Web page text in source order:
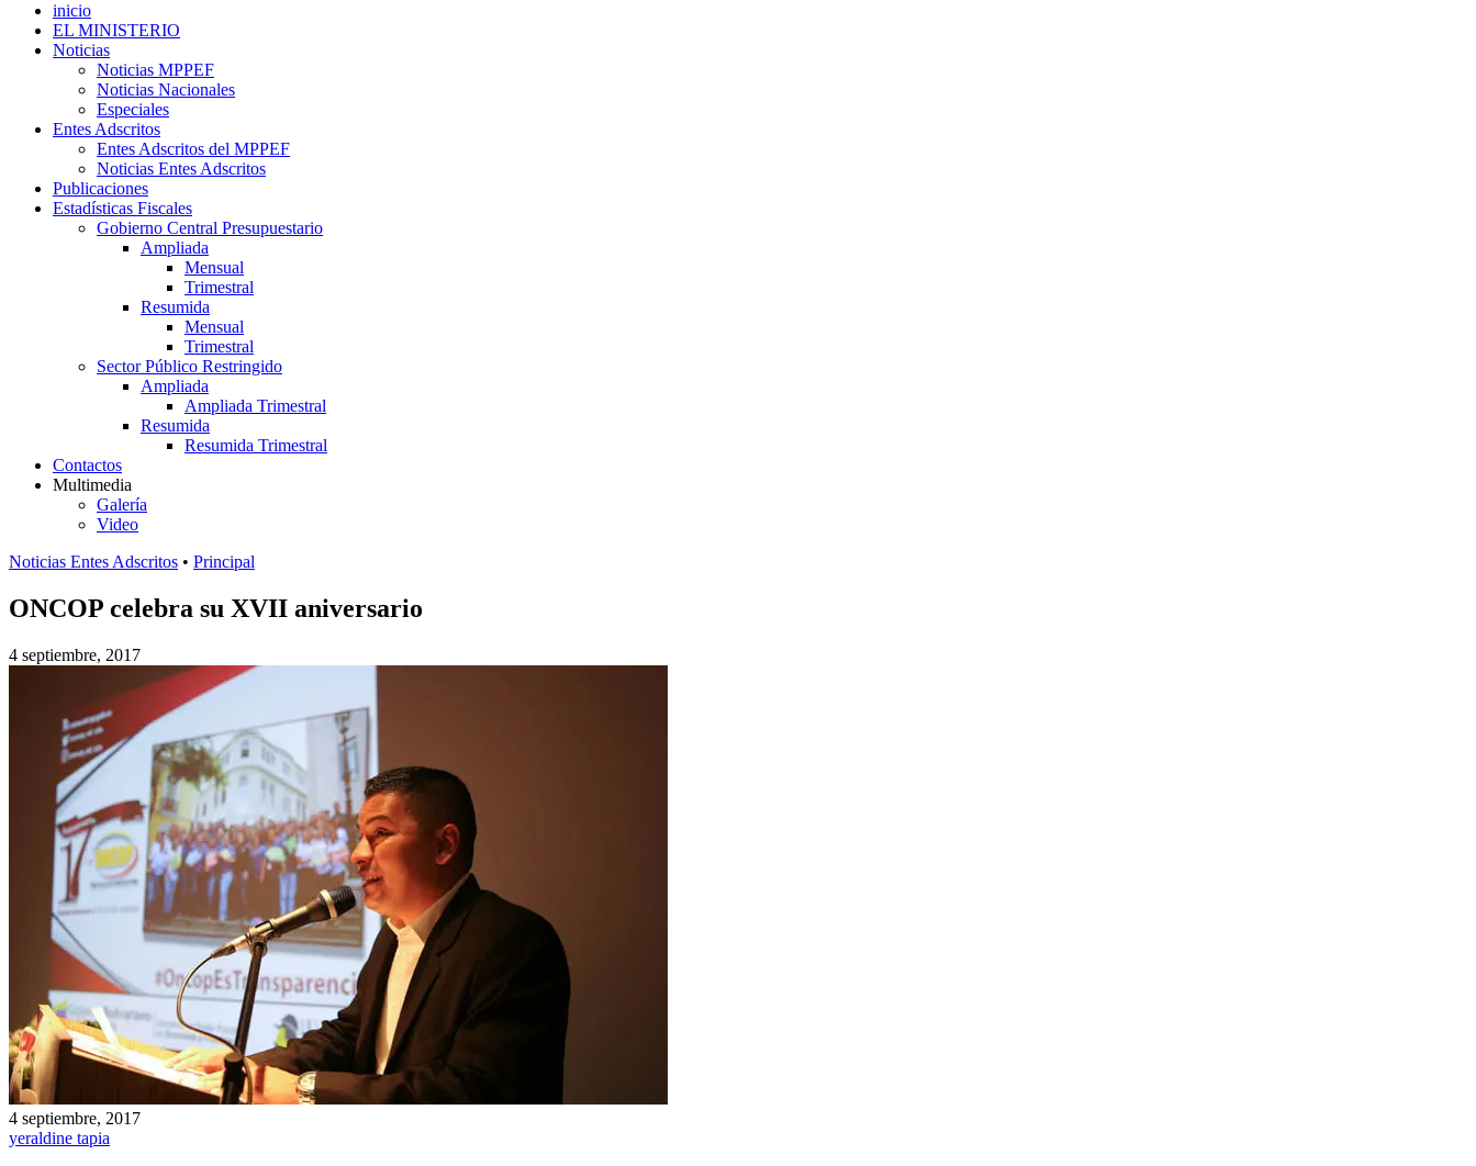
inicio
EL MINISTERIO
Noticias
Noticias MPPEF
Noticias Nacionales
Especiales
Entes Adscritos
Entes Adscritos del MPPEF
Noticias Entes Adscritos
Publicaciones
Estadísticas Fiscales
Gobierno Central Presupuestario
Ampliada
Mensual
Trimestral
Resumida
Mensual
Trimestral
Sector Público Restringido
Ampliada
Ampliada Trimestral
Resumida
Resumida Trimestral
Contactos
Multimedia
Galería
Video
Noticias Entes Adscritos • Principal
ONCOP celebra su XVII aniversario
4 septiembre, 2017
4 septiembre, 2017
yeraldine tapia